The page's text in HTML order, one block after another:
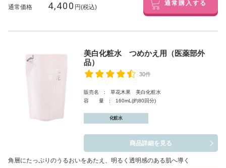
通常価格 4,400 円(税込) 通常購入する
美白化粧水 つめかえ用（医薬部外
品）
30件
販売名 : 草花木果 美白化粧水
容 量 : 160mL(約80回分)
化粧水
商品詳細を見る
角層にたっぷりのうるおいをあたえ、明るく透明感のある肌へ導く